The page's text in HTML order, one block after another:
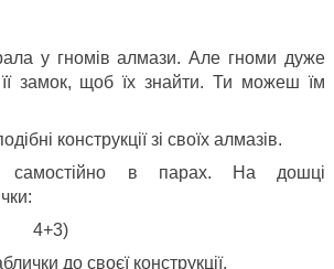
у гномів алмази. Але гноми дуже
її замок, щоб їх знайти. Ти можеш їм
конструкції зі своїх алмазів.
самостійно в парах. На дошці
до своєї конструкції.